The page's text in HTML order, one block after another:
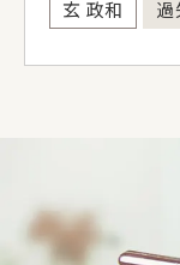
玄 政和 過